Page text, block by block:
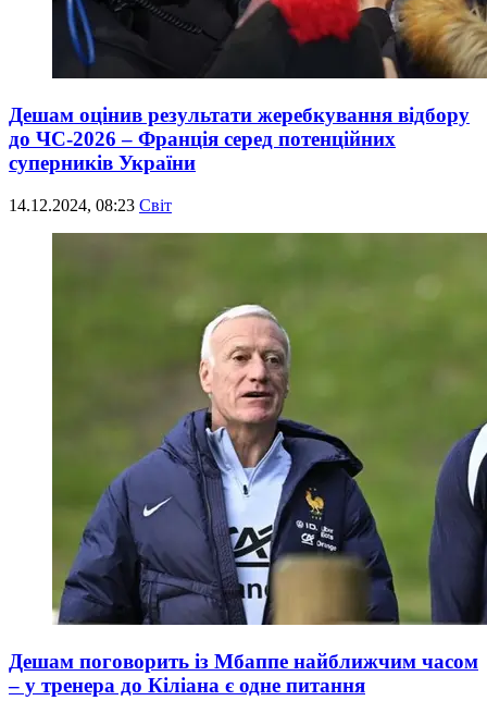
Дешам оцінив результати жеребкування відбору
до ЧС-2026 – Франція серед потенційних
суперників України
14.12.2024, 08:23 Світ
Дешам поговорить із Мбаппе найближчим часом
– у тренера до Кіліана є одне питання